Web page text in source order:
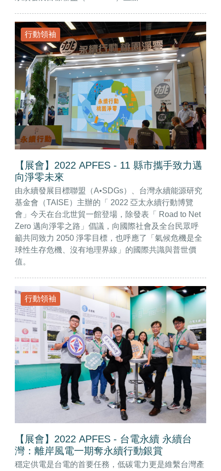
行動領袖
【展會】2022 APFES - 11 縣市攜手致力邁
向淨零未來
由永續發展目標聯盟（A•SDGs）、台灣永續能源研究
基金會（TAISE）主辦的「 2022 亞太永續行動博覽
會」今天在台北世貿一館登場，除發表「 Road to Net
Zero 邁向淨零之路」倡議，向國際社會及全台民眾呼
籲共同致力 2050 淨零目標，也呼應了「氣候危機是全
球性生存危機、沒有地理界線」的國際共識與普世價
值。
行動領袖
【展會】2022 APFES - 台電永續 永續台
灣：離岸風電一期奪永續行動銀賞
穩定供電是台電的首要任務，低碳電力更是維繫台灣產